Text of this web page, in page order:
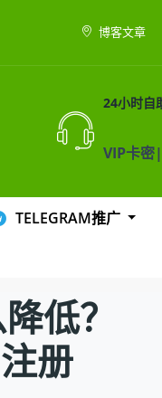
博客文章
24小时自
VIP卡密
TELEGRAM推广
低？
册